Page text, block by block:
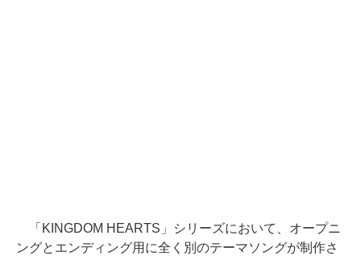
「KINGDOM HEARTS」シリーズにおいて、オープニ
ングとエンディング用に全く別のテーマソングが制作さ